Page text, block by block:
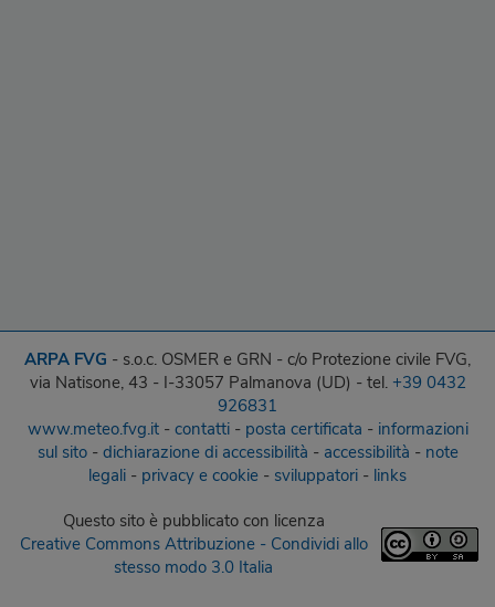
ARPA FVG - s.o.c. OSMER e GRN - c/o Protezione civile FVG,
via Natisone, 43 - I-33057 Palmanova (UD) - tel. +39 0432
926831
www.meteo.fvg.it- contatti- posta certificata - informazioni
sul sito- dichiarazione di accessibilità - accessibilità - note
legali - privacy e cookie - sviluppatori - links
Questo sitoè pubblicato con licenza
Creative Commons Attribuzione - Condividi allo
stesso modo 3.0 Italia